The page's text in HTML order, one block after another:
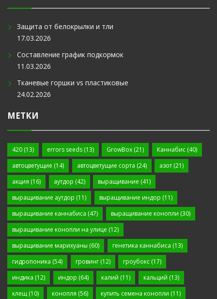
Защита от белокрылки и тли
17.03.2026
Составление график подкормок
11.03.2026
Тканевые горшки vs пластиковые
24.02.2026
МЕТКИ
420 (13) errors seeds(13) GrowBox (21) Каннабис(40)
автоцветущие (14) автоцветущие сорта (24) азот (21)
акция (16) аутдор (42) выращивание (41)
выращивание аутдор (11) выращивание индор (11)
выращивание каннабиса (47) выращивание конопли (30)
выращивание конопли на улице (12)
выращивание марихуаны (60) генетика каннабиса (13)
гидропоника (54) гровинг(12) гроубокс (17)
индика (12) индор (64) калий (11) кальций (13)
клещ (10) конопля (56) купить семена конопли (11)